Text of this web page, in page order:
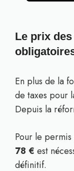
Le prix
En plus de la
de taxes pour
Depuis la
Pour le
78 € est
définitif.